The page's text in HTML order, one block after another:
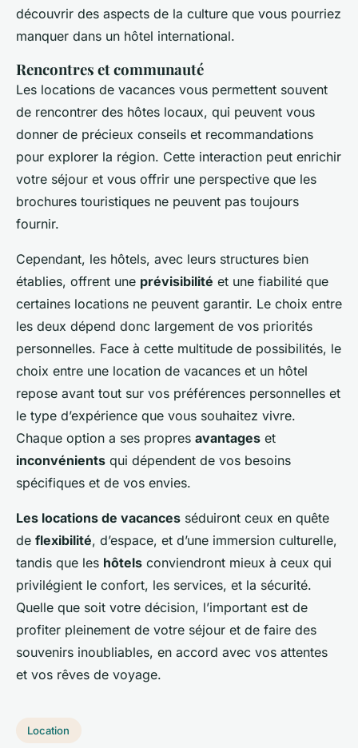
découvrir des aspects de la culture que vous pourriez
manquer dans un hôtel international.
Rencontres et communauté
Les locations de vacances vous permettent souvent
de rencontrer des hôtes locaux, qui peuvent vous
donner de précieux conseils et recommandations
pour explorer la région. Cette interaction peut enrichir
votre séjour et vous offrir une perspective que les
brochures touristiques ne peuvent pas toujours
fournir.
Cependant, les hôtels, avec leurs structures bien
établies, offrent une prévisibilité et une fiabilité que
certaines locations ne peuvent garantir. Le choix entre
les deux dépend donc largement de vos priorités
personnelles. Face à cette multitude de possibilités, le
choix entre une location de vacances et un hôtel
repose avant tout sur vos préférences personnelles et
le type d’expérience que vous souhaitez vivre.
Chaque option a ses propres avantages et
inconvénients qui dépendent de vos besoins
spécifiques et de vos envies.
Les locations de vacances séduiront ceux en quête
de flexibilité, d’espace, et d’une immersion culturelle,
tandis que les hôtels conviendront mieux à ceux qui
privilégient le confort, les services, et la sécurité.
Quelle que soit votre décision, l’important est de
profiter pleinement de votre séjour et de faire des
souvenirs inoubliables, en accord avec vos attentes
et vos rêves de voyage.
Location